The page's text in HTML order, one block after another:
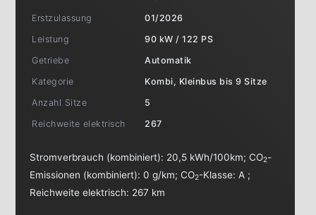
Erstzulassung
01/2026
Leistung
90 kW / 122 PS
Getriebe
Automatik
Kategorie
Kombi, Kleinbus bis 9 Sitze
Anzahl Sitze
5
Reichweite elektrisch
267
Stromverbrauch (kombiniert): 20,5 kWh/100km;CO2-
Emissionen (kombiniert):0 g/km;CO2-Klasse:A ;
Reichweite elektrisch: 267 km